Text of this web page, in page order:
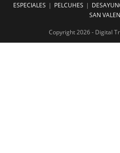
ESPECIALES
PELCUHES
SAN
Copyright 2026 - Digital